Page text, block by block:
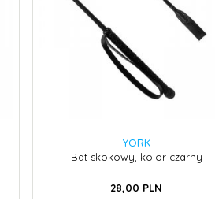
YORK
Bat skokowy, kolor czarny
28,00 PLN